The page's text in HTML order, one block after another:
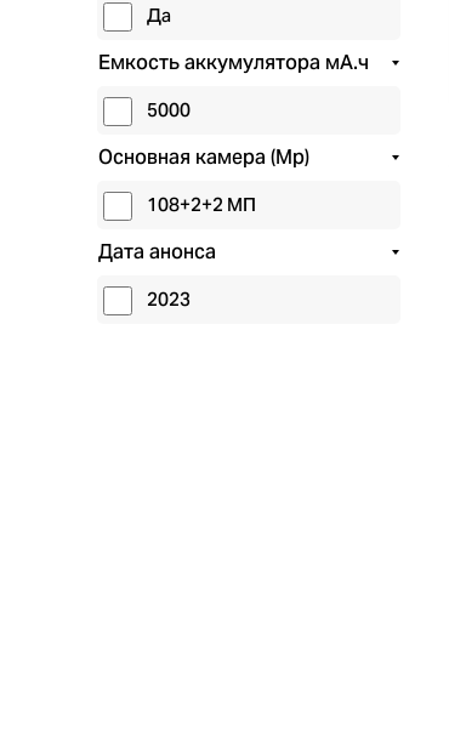
Да
Емкость аккумулятора мА.ч
5000
Основная камера (Mp)
108+2+2 МП
Дата анонса
2023